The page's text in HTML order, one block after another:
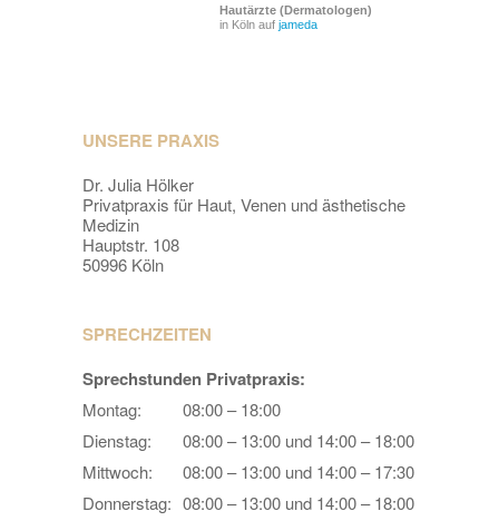
Hautärzte (Dermatologen)
in Köln auf jameda
UNSERE PRAXIS
Dr. Julia Hölker
Privatpraxis für Haut, Venen und ästhetische
Medizin
Hauptstr. 108
50996 Köln
SPRECHZEITEN
Sprechstunden Privatpraxis:
Montag:
08:00 – 18:00
Dienstag:
08:00 – 13:00 und 14:00 – 18:00
Mittwoch:
08:00 – 13:00 und 14:00 – 17:30
Donnerstag: 08:00 – 13:00 und 14:00 – 18:00